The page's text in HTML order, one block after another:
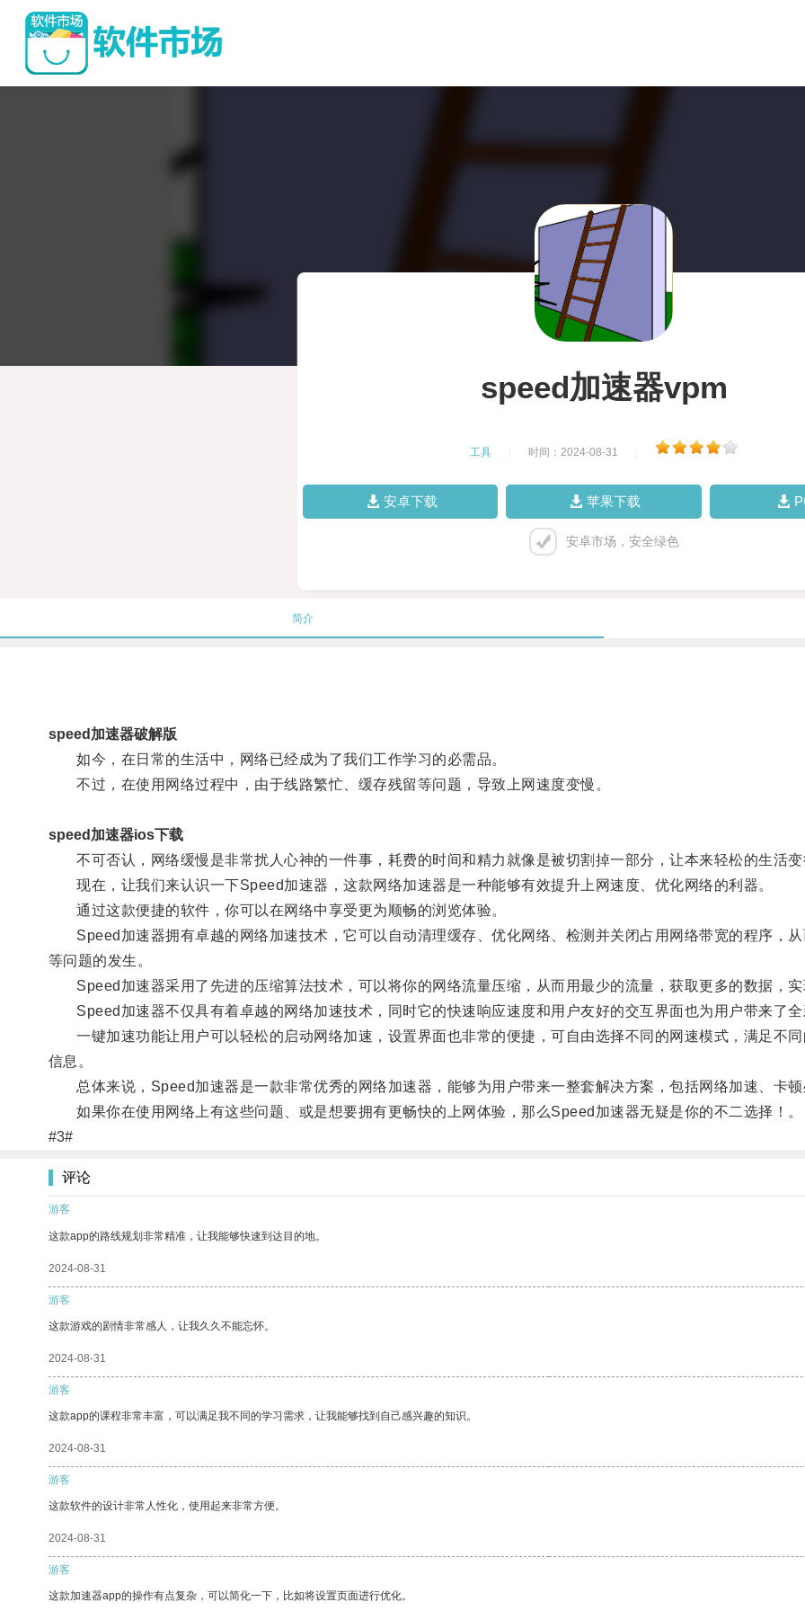
speed加速器vpm
工具 时间：2024-08-31
安卓下载 苹果下载
安卓市场，安全绿色
简介
speed加速器破解版
如今，在日常的生活中，网络已经成为了我们工作学习的必需品。
不过，在使用网络过程中，由于线路繁忙、缓存残留等问题，导致上网速度变慢。
speed加速器ios下载
不可否认，网络缓慢是非常扰人心神的一件事，耗费的时间和精力就像是被切割掉一部分，让本来轻松的生活变
现在，让我们来认识一下Speed加速器，这款网络加速器是一种能够有效提升上网速度、优化网络的利器。
通过这款便捷的软件，你可以在网络中享受更为顺畅的浏览体验。
Speed加速器拥有卓越的网络加速技术，它可以自动清理缓存、优化网络、检测并关闭占用网络带宽的程序，
等问题的发生。
Speed加速器采用了先进的压缩算法技术，可以将你的网络流量压缩，从而用最少的流量，获取更多的数据，实
Speed加速器不仅具有着卓越的网络加速技术，同时它的快速响应速度和用户友好的交互界面也为用户带来了全
一键加速功能让用户可以轻松的启动网络加速，设置界面也非常的便捷，可自由选择不同的网速模式，满足不
信息。
总体来说，Speed加速器是一款非常优秀的网络加速器，能够为用户带来一整套解决方案，包括网络加速、卡顿
如果你在使用网络上有这些问题、或是想要拥有更畅快的上网体验，那么Speed加速器无疑是你的不二选择！。
#3#
评论
游客
这款app的路线规划非常精准，让我能够快速到达目的地。
2024-08-31
游客
这款游戏的剧情非常感人，让我久久不能忘怀。
2024-08-31
游客
这款app的课程非常丰富，可以满足我不同的学习需求，让我能够找到自己感兴趣的知识。
2024-08-31
游客
这款软件的设计非常人性化，使用起来非常方便。
2024-08-31
游客
这款加速器app的操作有点复杂，可以简化一下，比如将设置页面进行优化。